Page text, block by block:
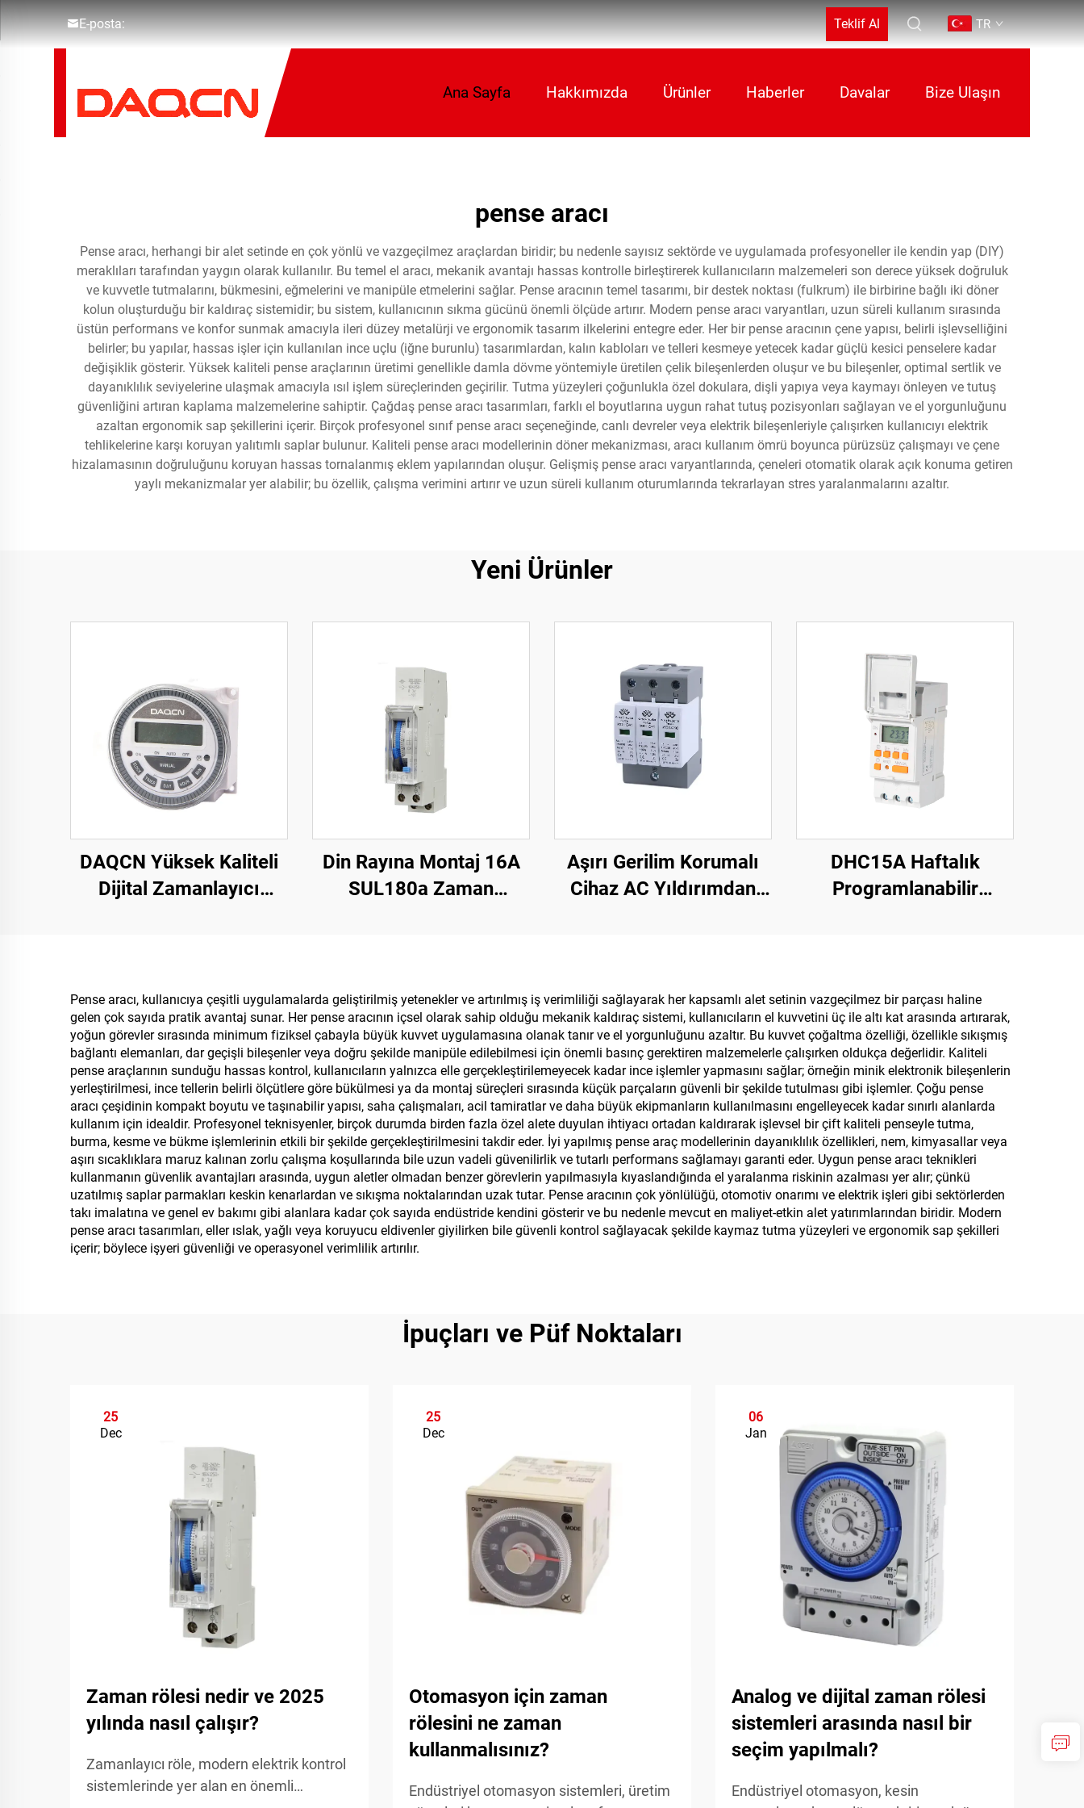
E-posta: Teklif Al TR
Ana Sayfa Hakkımızda Ürünler Haberler Davalar Bize Ulaşın
pense aracı
Pense aracı, herhangi bir alet setinde en çok yönlü ve vazgeçilmez araçlardan biridir; bu nedenle sayısız sektörde ve uygulamada profesyoneller ile kendin yap (DIY)
meraklıları tarafından yaygın olarak kullanılır. Bu temel el aracı, mekanik avantajı hassas kontrolle birleştirerek kullanıcıların malzemeleri son derece yüksek doğruluk
ve kuvvetle tutmalarını, bükmesini, eğmelerini ve manipüle etmelerini sağlar. Pense aracının temel tasarımı, bir destek noktası (fulkrum) ile birbirine bağlı iki döner
kolun oluşturduğu bir kaldıraç sistemidir; bu sistem, kullanıcının sıkma gücünü önemli ölçüde artırır. Modern pense aracı varyantları, uzun süreli kullanım sırasında
üstün performans ve konfor sunmak amacıyla ileri düzey metalürji ve ergonomik tasarım ilkelerini entegre eder. Her bir pense aracının çene yapısı, belirli işlevselliğini
belirler; bu yapılar, hassas işler için kullanılan ince uçlu (iğne burunlu) tasarımlardan, kalın kabloları ve telleri kesmeye yetecek kadar güçlü kesici penselere kadar
değişiklik gösterir. Yüksek kaliteli pense araçlarının üretimi genellikle damla dövme yöntemiyle üretilen çelik bileşenlerden oluşur ve bu bileşenler, optimal sertlik ve
dayanıklılık seviyelerine ulaşmak amacıyla ısıl işlem süreçlerinden geçirilir. Tutma yüzeyleri çoğunlukla özel dokulara, dişli yapıya veya kaymayı önleyen ve tutuş
güvenliğini artıran kaplama malzemelerine sahiptir. Çağdaş pense aracı tasarımları, farklı el boyutlarına uygun rahat tutuş pozisyonları sağlayan ve el yorgunluğunu
azaltan ergonomik sap şekillerini içerir. Birçok profesyonel sınıf pense aracı seçeneğinde, canlı devreler veya elektrik bileşenleriyle çalışırken kullanıcıyı elektrik
tehlikelerine karşı koruyan yalıtımlı saplar bulunur. Kaliteli pense aracı modellerinin döner mekanizması, aracı kullanım ömrü boyunca pürüzsüz çalışmayı ve çene
hizalamasının doğruluğunu koruyan hassas tornalanmış eklem yapılarından oluşur. Gelişmiş pense aracı varyantlarında, çeneleri otomatik olarak açık konuma getiren
yaylı mekanizmalar yer alabilir; bu özellik, çalışma verimini artırır ve uzun süreli kullanım oturumlarında tekrarlayan stres yaralanmalarını azaltır.
Yeni Ürünler
DAQCN Yüksek Kaliteli
Dijital Zamanlayıcı
Din Rayına Montaj 16A
SUL180a Zaman
Aşırı Gerilim Korumalı
Cihaz AC Yıldırımdan
DHC15A Haftalık
Programlanabilir
Pense aracı, kullanıcıya çeşitli uygulamalarda geliştirilmiş yetenekler ve artırılmış iş verimliliği sağlayarak her kapsamlı alet setinin vazgeçilmez bir parçası haline
gelen çok sayıda pratik avantaj sunar. Her pense aracının içsel olarak sahip olduğu mekanik kaldıraç sistemi, kullanıcıların el kuvvetini üç ile altı kat arasında artırarak,
yoğun görevler sırasında minimum fiziksel çabayla büyük kuvvet uygulamasına olanak tanır ve el yorgunluğunu azaltır. Bu kuvvet çoğaltma özelliği, özellikle sıkışmış
bağlantı elemanları, dar geçişli bileşenler veya doğru şekilde manipüle edilebilmesi için önemli basınç gerektiren malzemelerle çalışırken oldukça değerlidir. Kaliteli
pense araçlarının sunduğu hassas kontrol, kullanıcıların yalnızca elle gerçekleştirilemeyecek kadar ince işlemler yapmasını sağlar; örneğin minik elektronik bileşenlerin
yerleştirilmesi, ince tellerin belirli ölçütlere göre bükülmesi ya da montaj süreçleri sırasında küçük parçaların güvenli bir şekilde tutulması gibi işlemler. Çoğu pense
aracı çeşidinin kompakt boyutu ve taşınabilir yapısı, saha çalışmaları, acil tamiratlar ve daha büyük ekipmanların kullanılmasını engelleyecek kadar sınırlı alanlarda
kullanım için idealdir. Profesyonel teknisyenler, birçok durumda birden fazla özel alete duyulan ihtiyacı ortadan kaldırarak işlevsel bir çift kaliteli penseyle tutma,
burma, kesme ve bükme işlemlerinin etkili bir şekilde gerçekleştirilmesini takdir eder. İyi yapılmış pense araç modellerinin dayanıklılık özellikleri, nem, kimyasallar veya
aşırı sıcaklıklara maruz kalınan zorlu çalışma koşullarında bile uzun vadeli güvenilirlik ve tutarlı performans sağlamayı garanti eder. Uygun pense aracı teknikleri
kullanmanın güvenlik avantajları arasında, uygun aletler olmadan benzer görevlerin yapılmasıyla kıyaslandığında el yaralanma riskinin azalması yer alır; çünkü
uzatılmış saplar parmakları keskin kenarlardan ve sıkışma noktalarından uzak tutar. Pense aracının çok yönlülüğü, otomotiv onarımı ve elektrik işleri gibi sektörlerden
takı imalatına ve genel ev bakımı gibi alanlara kadar çok sayıda endüstride kendini gösterir ve bu nedenle mevcut en maliyet-etkin alet yatırımlarından biridir. Modern
pense aracı tasarımları, eller ıslak, yağlı veya koruyucu eldivenler giyilirken bile güvenli kontrol sağlayacak şekilde kaymaz tutma yüzeyleri ve ergonomik sap şekilleri
içerir; böylece işyeri güvenliği ve operasyonel verimlilik artırılır.
İpuçları ve Püf Noktaları
25
Dec
Zaman rölesi nedir ve 2025
yılında nasıl çalışır?
Zamanlayıcı röle, modern elektrik kontrol
sistemlerinde yer alan en önemli
25
Dec
Otomasyon için zaman
rölesini ne zaman
kullanmalısınız?
Endüstriyel otomasyon sistemleri, üretim
06
Jan
Analog ve dijital zaman rölesi
sistemleri arasında nasıl bir
seçim yapılmalı?
Endüstriyel otomasyon, kesin